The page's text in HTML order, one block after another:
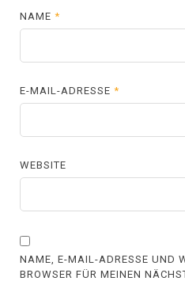
NAME*
E-MAIL-ADRESSE*
WEBSITE
NAME, E-MAIL-ADRESSE UND
BROWSER FÜR MEINEN